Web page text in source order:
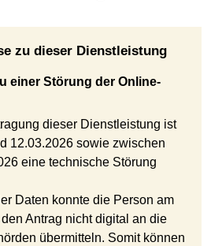
zu dieser Dienstleistung
einer Störung der Online-
dieser Dienstleistung ist
12.03.2026 sowie zwischen
eine technische Störung
Daten konnte die Person am
Antrag nicht digital an die
übermitteln. Somit können